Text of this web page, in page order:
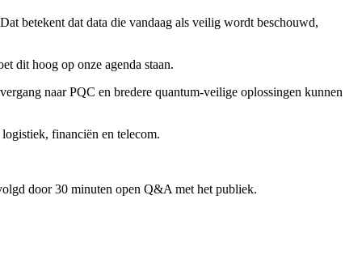
betekent dat data die vandaag als veilig wordt beschouwd,
dit hoog op onze agenda staan.
naar PQC en bredere quantum-veilige oplossingen kunnen
financiën en telecom.
door 30 minuten open Q&A met het publiek.